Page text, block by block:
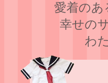
愛着のあ
幸せの
わ